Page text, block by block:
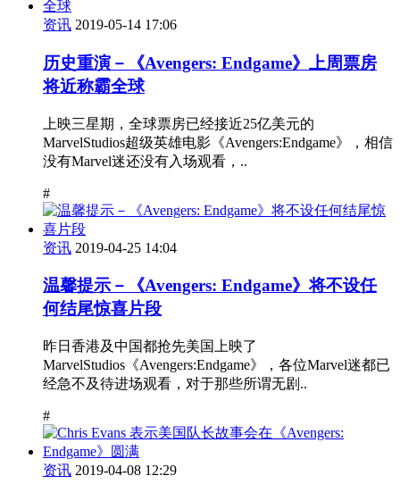
资讯 2019-05-14 17:06
历史重演－《Avengers: Endgame》上周票房
将近称霸全球
上映三星期，全球票房已经接近25亿美元的
MarvelStudios超级英雄电影《Avengers:Endgame》，相信
没有Marvel迷还没有入场观看，..
#
资讯 2019-04-25 14:04
温馨提示－《Avengers: Endgame》将不设任
何结尾惊喜片段
昨日香港及中国都抢先美国上映了
MarvelStudios《Avengers:Endgame》，各位Marvel迷都已
经急不及待进场观看，对于那些所谓无剧..
#
资讯 2019-04-08 12:29